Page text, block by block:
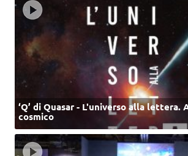
‘Q’ di Quasar - L'universo alla lettera.
cosmico